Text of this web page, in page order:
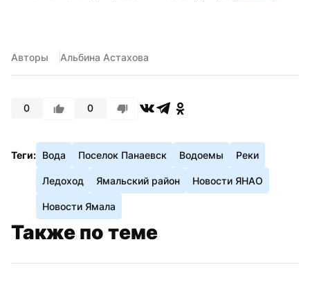
Авторы Альбина Астахова
0 0
Теги: Вода Поселок Панаевск Водоемы Реки
Ледоход Ямальский район Новости ЯНАО
Новости Ямала
Также по теме